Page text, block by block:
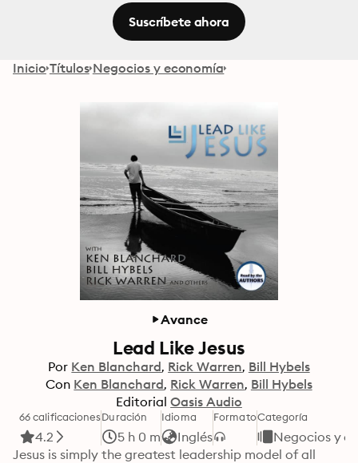
Suscríbete ahora
Inicio Títulos Negocios y economía
Avance
Lead Like Jesus
Por Ken Blanchard Rick Warren Bill Hybels
Con Ken Blanchard Rick Warren Bill Hybels
Editorial Oasis Audio
66 calificaciones
4.2
Duración
5 h 0 m
Idioma
Inglés
FormatoCategoría
Negocios y
Jesus is simply the greatest leadership model of all